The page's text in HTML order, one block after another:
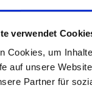
verwendet
Cookies, um
auf unsere
Partner für